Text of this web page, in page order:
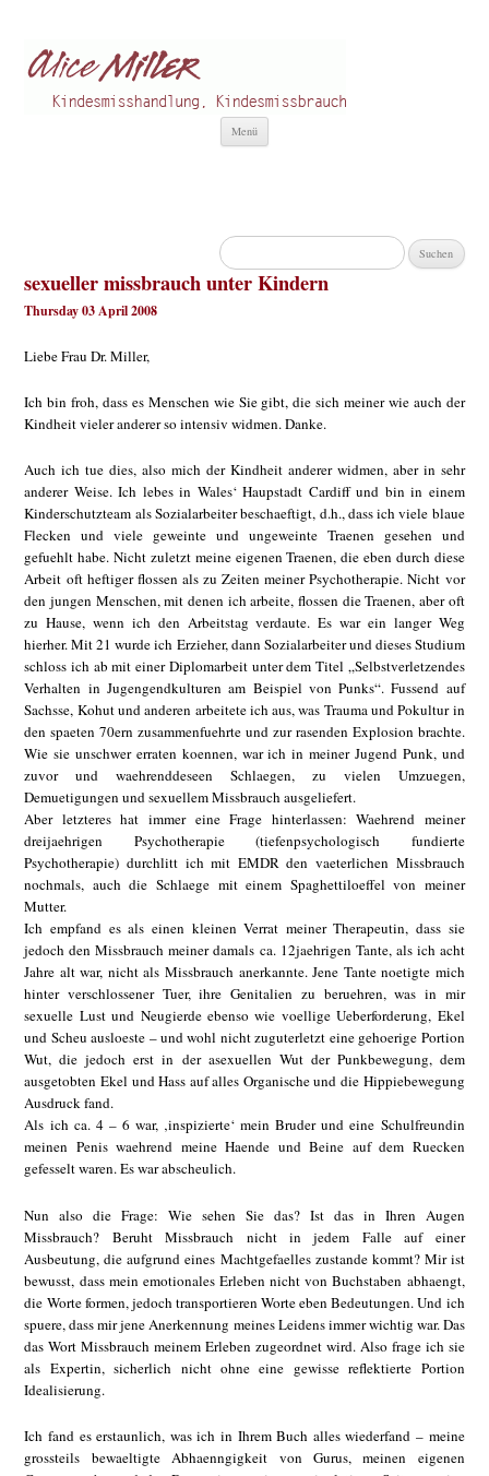
Menü
Suchen
nach:
sexueller missbrauch unter Kindern
Thursday 03 April 2008
Liebe Frau Dr. Miller,
Ich bin froh, dass es Menschen wie Sie gibt, die sich meiner wie auch der
Kindheit vieler anderer so intensiv widmen. Danke.
Auch ich tue dies, also mich der Kindheit anderer widmen, aber in sehr
anderer Weise. Ich lebes in Wales‘ Haupstadt Cardiff und bin in einem
Kinderschutzteam als Sozialarbeiter beschaeftigt, d.h., dass ich viele blaue
Flecken und viele geweinte und ungeweinte Traenen gesehen und
gefuehlt habe. Nicht zuletzt meine eigenen Traenen, die eben durch diese
Arbeit oft heftiger flossen als zu Zeiten meiner Psychotherapie. Nicht vor
den jungen Menschen, mit denen ich arbeite, flossen die Traenen, aber oft
zu Hause, wenn ich den Arbeitstag verdaute. Es war ein langer Weg
hierher. Mit 21 wurde ich Erzieher, dann Sozialarbeiter und dieses Studium
schloss ich ab mit einer Diplomarbeit unter dem Titel „Selbstverletzendes
Verhalten in Jugengendkulturen am Beispiel von Punks“. Fussend auf
Sachsse, Kohut und anderen arbeitete ich aus, was Trauma und Pokultur in
den spaeten 70ern zusammenfuehrte und zur rasenden Explosion brachte.
Wie sie unschwer erraten koennen, war ich in meiner Jugend Punk, und
zuvor und waehrenddeseen Schlaegen, zu vielen Umzuegen,
Demuetigungen und sexuellem Missbrauch ausgeliefert.
Aber letzteres hat immer eine Frage hinterlassen: Waehrend meiner
dreijaehrigen Psychotherapie (tiefenpsychologisch fundierte
Psychotherapie) durchlitt ich mit EMDR den vaeterlichen Missbrauch
nochmals, auch die Schlaege mit einem Spaghettiloeffel von meiner
Mutter.
Ich empfand es als einen kleinen Verrat meiner Therapeutin, dass sie
jedoch den Missbrauch meiner damals ca. 12jaehrigen Tante, als ich acht
Jahre alt war, nicht als Missbrauch anerkannte. Jene Tante noetigte mich
hinter verschlossener Tuer, ihre Genitalien zu beruehren, was in mir
sexuelle Lust und Neugierde ebenso wie voellige Ueberforderung, Ekel
und Scheu ausloeste – und wohl nicht zuguterletzt eine gehoerige Portion
Wut, die jedoch erst in der asexuellen Wut der Punkbewegung, dem
ausgetobten Ekel und Hass auf alles Organische und die Hippiebewegung
Ausdruck fand.
Als ich ca. 4 – 6 war, ‚inspizierte‘ mein Bruder und eine Schulfreundin
meinen Penis waehrend meine Haende und Beine auf dem Ruecken
gefesselt waren. Es war abscheulich.
Nun also die Frage: Wie sehen Sie das? Ist das in Ihren Augen
Missbrauch? Beruht Missbrauch nicht in jedem Falle auf einer
Ausbeutung, die aufgrund eines Machtgefaelles zustande kommt? Mir ist
bewusst, dass mein emotionales Erleben nicht von Buchstaben abhaengt,
die Worte formen, jedoch transportieren Worte eben Bedeutungen. Und ich
spuere, dass mir jene Anerkennung meines Leidens immer wichtig war. Das
das Wort Missbrauch meinem Erleben zugeordnet wird. Also frage ich sie
als Expertin, sicherlich nicht ohne eine gewisse reflektierte Portion
Idealisierung.
Ich fand es erstaunlich, was ich in Ihrem Buch alles wiederfand – meine
grossteils bewaeltigte Abhaenngigkeit von Gurus, meinen eigenen